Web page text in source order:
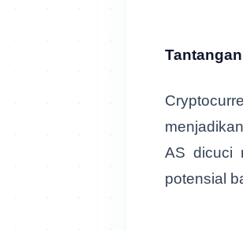
AS dicuci
potensial